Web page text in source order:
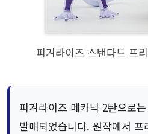
피겨라이즈 스탠다드 프
피겨라이즈 메카닉 2탄으로
발매되었습니다. 원작에서